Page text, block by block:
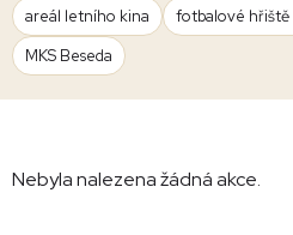
areál letního kina
fotbalové hřiště
MKS Beseda
Nebyla nalezena žádná akce.